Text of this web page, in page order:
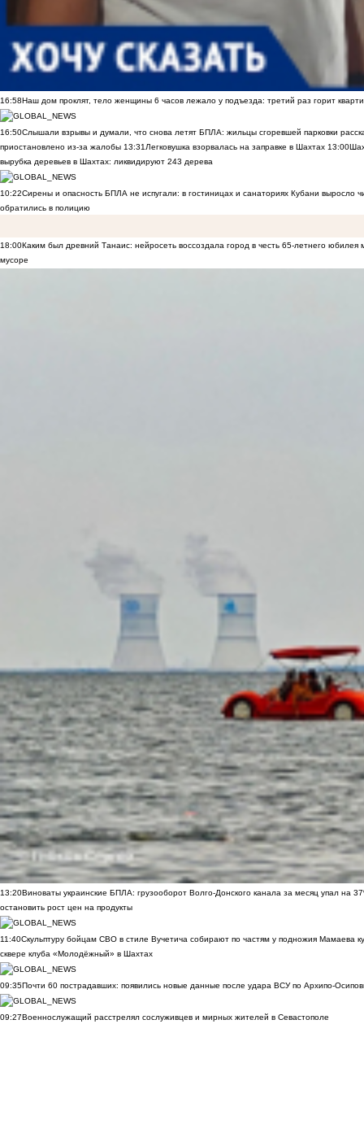
16:58Наш дом проклят, тело женщины 6 часов лежало у подъезда: третий раз горит
16:50Слышали взрывы и думали, что снова летят БПЛА: жильцы сгоревшей парковки
приостановлено из-за жалобы 13:31Легковушка взорвалась на заправке в Шахтах 13:00
вырубка деревьев в Шахтах: ликвидируют 243 дерева
10:22Сирены и опасность БПЛА не испугали: в гостиницах и санаториях Кубани выросло
обратились в полицию
18:00Каким был древний Танаис: нейросеть воссоздала город в честь 65-летнего юбилея
мусоре
13:20Виноваты украинские БПЛА: грузооборот Волго-Донского канала за месяц упал на
остановить рост цен на продукты
11:40Скульптуру бойцам СВО в стиле Вучетича собирают по частям у подножия Мамаева
сквере клуба «Молодёжный» в Шахтах
09:35Почти 60 пострадавших: появились новые данные после удара ВСУ по Архипо-
09:27Военнослужащий расстрелял сослуживцев и мирных жителей в Севастополе